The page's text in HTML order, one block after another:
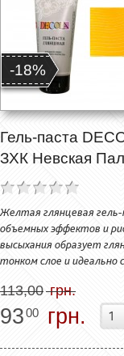
-18%
Гель-паста
ЗХК Невская
Желтая глянцевая
объемных эффектов и
высыхания образует
тонком слое и
113,00грн.
9300 грн.